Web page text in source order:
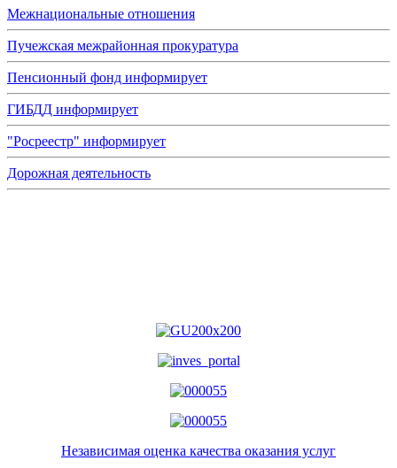
Межнациональные отношения
Пучежская межрайонная прокуратура
Пенсионный фонд информирует
ГИБДД информирует
"Росреестр" информирует
Дорожная деятельность
Независимая оценка качества оказания услуг